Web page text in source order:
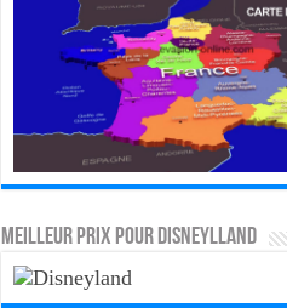
MEILLEUR PRIX POUR DISNEYLLAND